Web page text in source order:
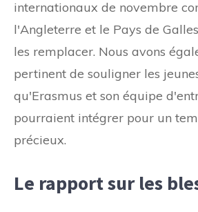
internationaux de novembre
l'Angleterre et le Pays de
les remplacer. Nous avons
pertinent de souligner les
qu'Erasmus et son équipe
pourraient intégrer pour un
précieux.
Le rapport sur les